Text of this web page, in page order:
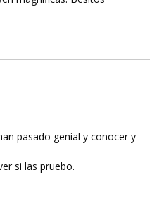
pasado genial y conocer y
si las pruebo.